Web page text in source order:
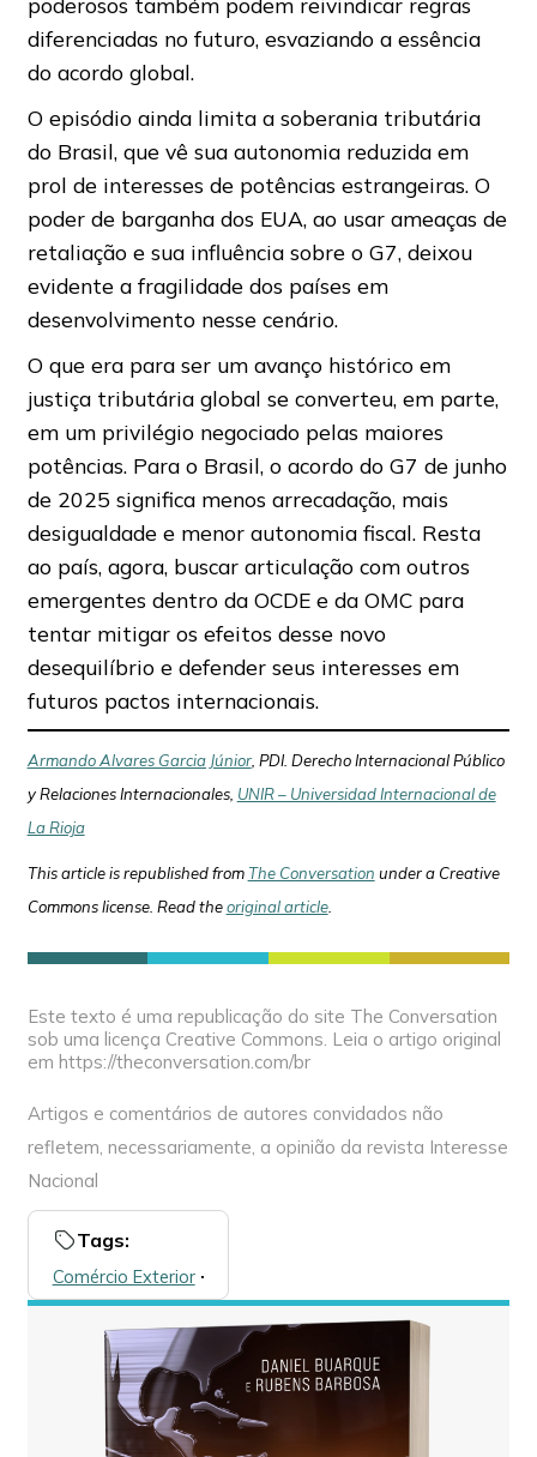
diferenciadas no futuro, esvaziando a essência
do acordo global.
O episódio ainda limita a soberania tributária
do Brasil, que vê sua autonomia reduzida em
prol de interesses de potências estrangeiras. O
poder de barganha dos EUA, ao usar ameaças de
retaliação e sua influência sobre o G7, deixou
evidente a fragilidade dos países em
desenvolvimento nesse cenário.
O que era para ser um avanço histórico em
justiça tributária global se converteu, em parte,
em um privilégio negociado pelas maiores
potências. Para o Brasil, o acordo do G7 de junho
de 2025 significa menos arrecadação, mais
desigualdade e menor autonomia fiscal. Resta
ao país, agora, buscar articulação com outros
emergentes dentro da OCDE e da OMC para
tentar mitigar os efeitos desse novo
desequilíbrio e defender seus interesses em
futuros pactos internacionais.
Armando Alvares Garcia Júnior, PDI. Derecho Internacional Público
y Relaciones Internacionales, UNIR – Universidad Internacional de
La Rioja
This article is republished from The Conversation under a Creative
Commons license. Read theoriginal article.
Este texto é uma republicação do site The Conversation
sob uma licença Creative Commons. Leia o artigo original
em https://theconversation.com/br
Artigos e comentários de autores convidados não
refletem, necessariamente, a opinião da revista Interesse
Nacional
Tags:
Comércio Exterior🞌